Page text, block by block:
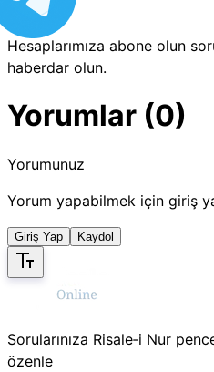
Hesaplarımıza abone olun
haberdar olun.
Yorumlar (0)
Yorumunuz
Yorum yapabilmek için giriş
Giriş Yap Kaydol
Sorularınıza Risale‑i Nur
özenle